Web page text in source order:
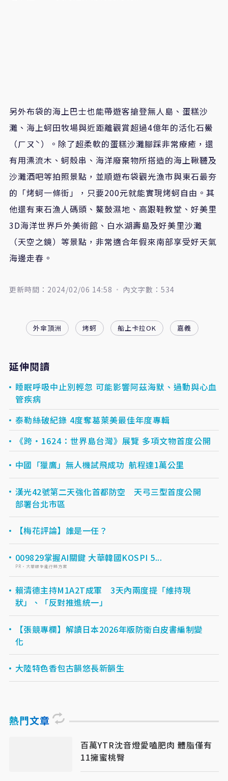
另外布袋的海上巴士也能帶遊客搶登無人島、蛋糕沙
灘、海上蚵田牧場與近距離觀賞超過4億年的活化石鱟
（ㄏㄡˋ）。除了超柔軟的蛋糕沙灘腳踩非常療癒，還
有用漂流木、蚵殼串、海洋廢棄物所搭造的海上鞦韆及
沙灘酒吧等拍照景點，並順遊布袋觀光漁市與東石最夯
的「烤蚵一條街」，只要200元就能實現烤蚵自由。其
他還有東石漁人碼頭、鰲鼓濕地、高跟鞋教堂、好美里
3D海洋世界戶外美術館、白水湖壽島及好美里沙灘
（天空之鏡）等景點，非常適合年假來南部享受好天氣
海邊走春。
更新時間：2024/02/06 14:58 內文字數：534
外傘頂洲 烤蚵 船上卡拉OK 嘉義
延伸閱讀
睡眠呼吸中止別輕忽 可能影響阿茲海默、過動與心血
管疾病
泰勒絲破紀錄 4度奪葛萊美最佳年度專輯
《跨‧1624：世界島台灣》展覽 多項文物首度公開
中國「獵鷹」無人機試飛成功 航程達1萬公里
漢光42號第二天強化首都防空 天弓三型首度公開
部署台北市區
【梅花評論】誰是一任？
009829掌握AI關鍵 大華韓國KOSPI 5...
PR・大華銀全能行銷方案
賴清德主持M1A2T成軍 3天內兩度提「維持現
狀」、「反對推進統一」
【張競專欄】解讀日本2026年版防衛白皮書編制變
化
大陸特色香包古韻悠長新韻生
熱門文章
百萬YTR沈音燈愛嗑肥肉 體脂僅有
11擁蜜桃臀